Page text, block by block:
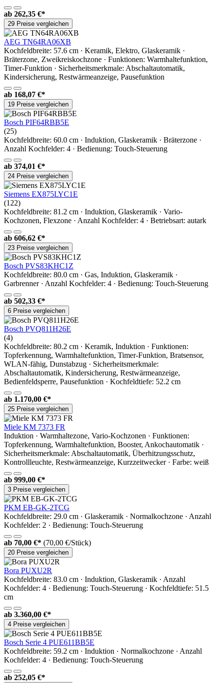
ab 262,35 €*
29 Preise vergleichen
AEG TN64RA06XB
Kochfeldbreite: 57.6 cm · Keramik, Elektro, Glaskeramik ·
Bräterzone, Zweikreiskochzone · Funktionen: Warmhaltefunktion,
Timer-Funktion · Sicherheitsmerkmale: Abschaltautomatik,
Kindersicherung, Restwärmeanzeige, Pausefunktion
ab 168,07 €*
19 Preise vergleichen
Bosch PIF64RBB5E
(25)
Kochfeldbreite: 60.0 cm · Induktion, Glaskeramik · Bräterzone ·
Anzahl Kochfelder: 4 · Bedienung: Touch-Steuerung
ab 374,01 €*
24 Preise vergleichen
Siemens EX875LYC1E
(122)
Kochfeldbreite: 81.2 cm · Induktion, Glaskeramik · Vario-
Kochzonen, Flexzone · Anzahl Kochfelder: 4 · Betriebsart: autark
ab 606,62 €*
23 Preise vergleichen
Bosch PVS83KHC1Z
Kochfeldbreite: 80.0 cm · Gas, Induktion, Glaskeramik ·
Garbrenner · Anzahl Kochfelder: 4 · Bedienung: Touch-Steuerung
ab 502,33 €*
6 Preise vergleichen
Bosch PVQ811H26E
(4)
Kochfeldbreite: 80.2 cm · Keramik, Induktion · Funktionen:
Topferkennung, Warmhaltefunktion, Timer-Funktion, Bratsensor,
WLAN-fähig, Dunstabzug · Sicherheitsmerkmale:
Abschaltautomatik, Kindersicherung, Restwärmeanzeige,
Bedienfeldsperre, Pausefunktion · Kochfeldtiefe: 52.2 cm
ab 1.170,00 €*
25 Preise vergleichen
Miele KM 7373 FR
Induktion · Warmhaltezone, Vario-Kochzonen · Funktionen:
Topferkennung, Warmhaltefunktion, Booster, Ankochautomatik ·
Sicherheitsmerkmale: Abschaltautomatik, Überhitzungsschutz,
Kontrollleuchte, Restwärmeanzeige, Kurzzeitwecker · Farbe: weiß
ab 999,00 €*
3 Preise vergleichen
PKM EB-GK-2TCG
Kochfeldbreite: 29.0 cm · Glaskeramik · Normalkochzone · Anzahl
Kochfelder: 2 · Bedienung: Touch-Steuerung
ab 70,00 €* (70,00 €/Stück)
20 Preise vergleichen
Bora PUXU2R
Kochfeldbreite: 83.0 cm · Induktion, Glaskeramik · Anzahl
Kochfelder: 4 · Bedienung: Touch-Steuerung · Kochfeldtiefe: 51.5
cm
ab 3.360,00 €*
4 Preise vergleichen
Bosch Serie 4 PUE611BB5E
Kochfeldbreite: 59.2 cm · Induktion · Normalkochzone · Anzahl
Kochfelder: 4 · Bedienung: Touch-Steuerung
ab 252,05 €*